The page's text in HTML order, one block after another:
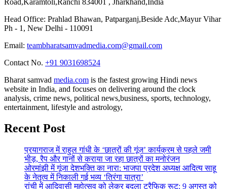
Head Office: Prahlad Bhawan, Patparganj,Beside Adc,Mayur Vihar
Ph - 1, New Delhi - 110091
Email: teambharatsamvadmedia.com@gmail.com
Contact No. ‪ +91 9031698524
Bharat samvad media.com is the fastest growing Hindi news
website in India, and focuses on delivering around the clock
analysis, crime news, political news,business, sports, technology,
entertainment, lifestyle and astrology,
Recent Post
प्रयागराज में राहुल गांधी के ‘छात्रों की गूंज’ कार्यक्रम से पहले जमी
भीड़, रैप और गानों से कराया जा रहा छात्रों का मनोरंजन
ओरमांझी में गूंजा देशभक्ति का नारा: भाजपा प्रदेश अध्यक्ष आदित्य साहू
के नेतृत्व में निकाली गई भव्य ‘तिरंगा यात्रा’
रांची में आदिवासी महोत्सव को लेकर बदला ट्रैफिक रूट: 9 अगस्त को